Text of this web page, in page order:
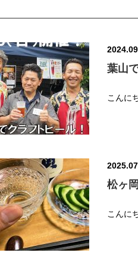
葉山
こんに
松ヶ
こんに